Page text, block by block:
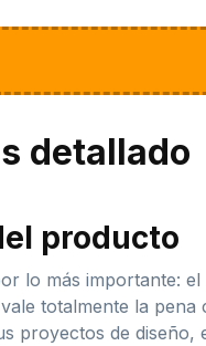
detallado
producto
lo más importante:
totalmente la pena
proyectos de diseño,